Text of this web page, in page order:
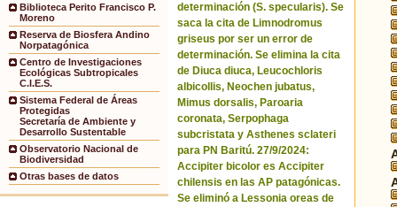
Biblioteca Perito Francisco P.
Moreno
Reserva de Biosfera Andino
Norpatagónica
Centro de Investigaciones
Ecológicas Subtropicales
C.I.E.S.
Sistema Federal de Áreas
Protegidas
Secretaría de Ambiente y
Desarrollo Sustentable
Observatorio Nacional de
Biodiversidad
Otras bases de datos
determinación (S. specularis). Se
saca la cita de Limnodromus
griseus por ser un error de
determinación. Se elimina la cita
de Diuca diuca, Leucochloris
albicollis, Neochen jubatus,
Mimus dorsalis, Paroaria
coronata, Serpophaga
subcristata y Asthenes sclateri
para PN Baritú. 27/9/2024:
Accipiter bicolor es Accipiter
chilensis en las AP patagónicas.
Se eliminó a Lessonia oreas de